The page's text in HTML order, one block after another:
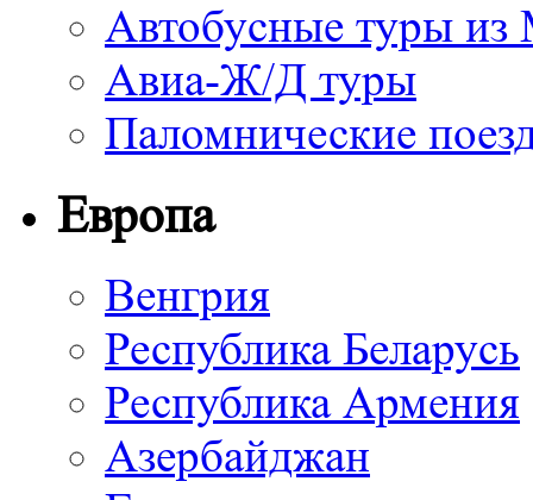
Автобусные туры
Авиа-Ж/Д туры
Паломнические
Европа
Венгрия
Республика Беларусь
Республика Армения
Азербайджан